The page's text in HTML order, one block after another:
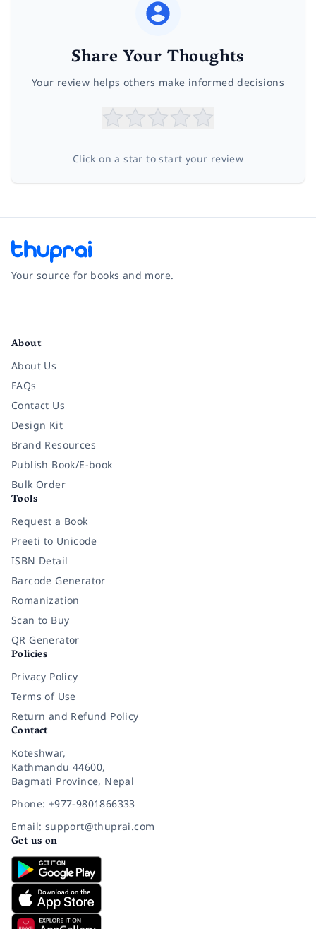
Share Your Thoughts
Your review helps others make informed decisions
Click on a star to start your review
Your source for books and more.
About
About Us
FAQs
Contact Us
Design Kit
Brand Resources
Publish Book/E-book
Bulk Order
Tools
Request a Book
Preeti to Unicode
ISBN Detail
Barcode Generator
Romanization
Scan to Buy
QR Generator
Policies
Privacy Policy
Terms of Use
Return and Refund Policy
Contact
Koteshwar,
Kathmandu 44600,
Bagmati Province, Nepal
Phone: +977-9801866333
Email: support@thuprai.com
Get us on